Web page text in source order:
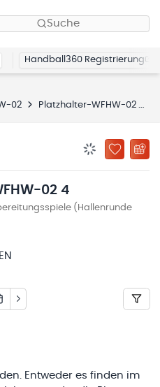
Suche
Handball360 Registrierung
02 Platzhalter-WFHW-02 4
ZU
02 4
(Hallenrunde
Entweder es finden im